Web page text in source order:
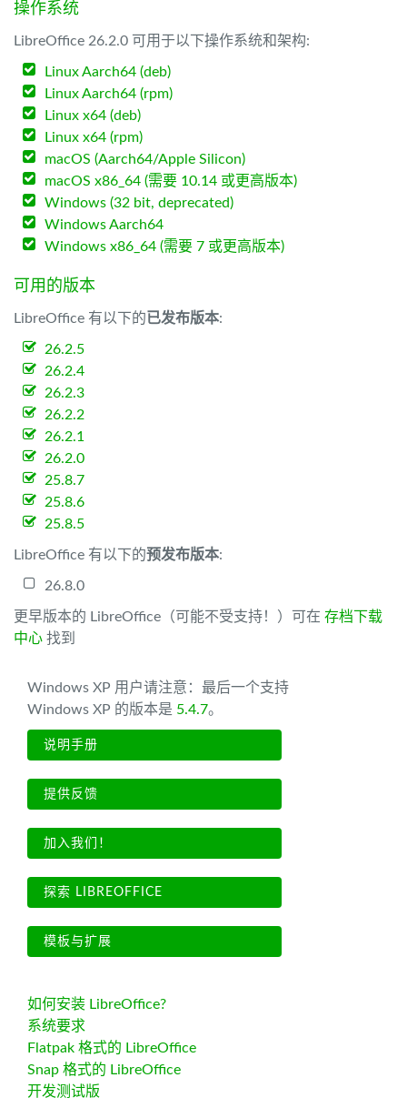
操作系统
LibreOffice 26.2.0 可用于以下操作系统和架构:
Linux Aarch64 (deb)
Linux Aarch64 (rpm)
Linux x64 (deb)
Linux x64 (rpm)
macOS (Aarch64/Apple Silicon)
macOS x86_64 (需要 10.14 或更高版本)
Windows (32 bit, deprecated)
Windows Aarch64
Windows x86_64 (需要 7 或更高版本)
可用的版本
LibreOffice 有以下的已发布版本:
26.2.5
26.2.4
26.2.3
26.2.2
26.2.1
26.2.0
25.8.7
25.8.6
25.8.5
LibreOffice 有以下的预发布版本:
26.8.0
更早版本的 LibreOffice（可能不受支持！）可在 存档下载
中心 找到
Windows XP 用户请注意：最后一个支持
Windows XP 的版本是 5.4.7。
说明手册
提供反馈
加入我们！
探索 LIBREOFFICE
模板与扩展
如何安装 LibreOffice?
系统要求
Flatpak 格式的 LibreOffice
Snap 格式的 LibreOffice
开发测试版